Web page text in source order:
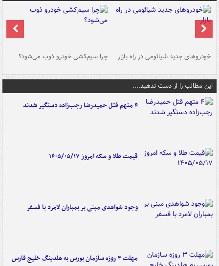
خودروهای جدید شیائومی در راه بازار چرا سیم‌کشی خودرو ذوب می‌شود؟
این مطالب را از دست ندهید....
۴ متهم قتل حمیدرضا رجب‌زاده دستگیر شدند
قیمت طلا و سکه امروز ۱۴۰۵/۰۵/۱۷
وجود شواهدی مبنی بر بمباران لامرد با فسفر
مهلت ۳ روزه سازمان بورس به هلدینگ خلیج فارس